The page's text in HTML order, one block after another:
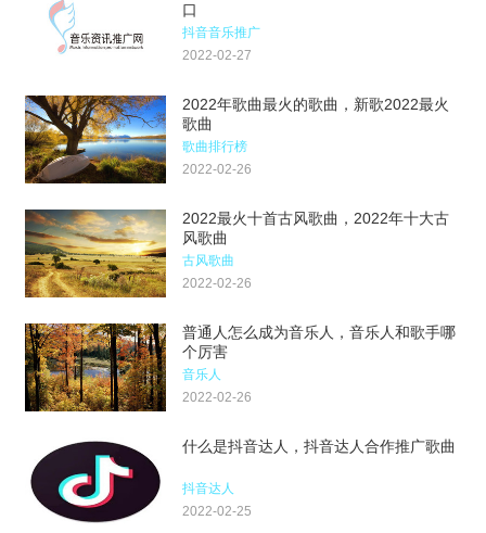
口
抖音音乐推广
2022-02-27
2022年歌曲最火的歌曲，新歌2022最火
歌曲
歌曲排行榜
2022-02-26
2022最火十首古风歌曲，2022年十大古
风歌曲
古风歌曲
2022-02-26
普通人怎么成为音乐人，音乐人和歌手哪
个厉害
音乐人
2022-02-26
什么是抖音达人，抖音达人合作推广歌曲
抖音达人
2022-02-25